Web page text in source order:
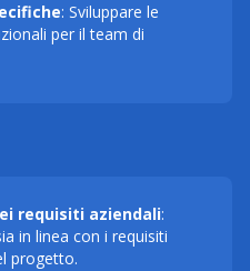
: Sviluppare le
per il team di
requisiti aziendali:
in linea con i requisiti
progetto.